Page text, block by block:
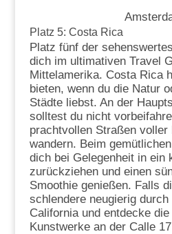
Platz 5: Costa Rica
Platz fünf der
dich im ultimativen Travel
Mittelamerika. Costa Rica
bieten, wenn du die Natur
Städte liebst. An der
solltest du nicht
prachtvollen Straßen voller
wandern. Beim
dich bei Gelegenheit in ein
zurückziehen und einen
Smoothie genießen. Falls
schlendere neugierig
California und entdecke
Kunstwerke an der Calle